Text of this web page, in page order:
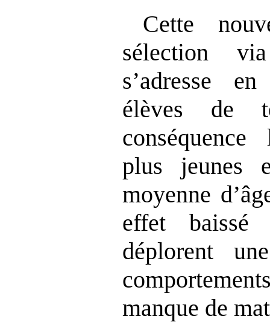
Cette
sélection
s’adresse
élèves de
conséquence
plus jeunes
moyenne
effet baissé
déplorent
manque de